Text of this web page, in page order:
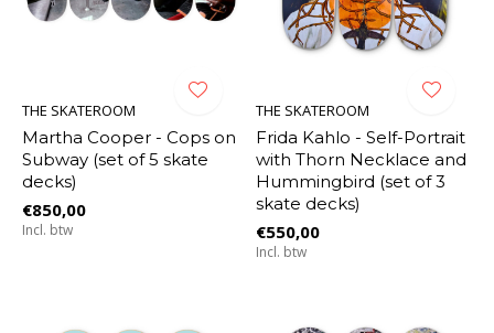
THE SKATEROOM
Martha Cooper - Cops on
Subway (set of 5 skate
decks)
€850,00
Incl. btw
THE SKATEROOM
Frida Kahlo - Self-Portrait
with Thorn Necklace and
Hummingbird (set of 3
skate decks)
€550,00
Incl. btw